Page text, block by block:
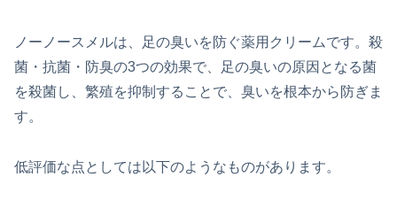
ノーノースメルは、足の臭いを防ぐ薬用クリームです。殺
菌・抗菌・防臭の3つの効果で、足の臭いの原因となる菌
を殺菌し、繁殖を抑制することで、臭いを根本から防ぎま
す。
低評価な点としては以下のようなものがあります。